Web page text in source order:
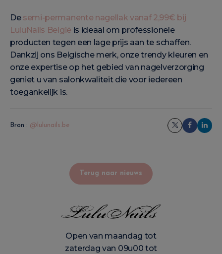
De semi-permanente nagellak vanaf 2,99€ bij
LuluNails België is ideaal om professionele
producten tegen een lage prijs aan te schaffen.
Dankzij ons Belgische merk, onze trendy kleuren en
onze expertise op het gebied van nagelverzorging
geniet u van salonkwaliteit die voor iedereen
toegankelijk is.
Bron : @lulunails.be
Terug naar nieuws
Open van maandag tot
zaterdag van 09u00 tot